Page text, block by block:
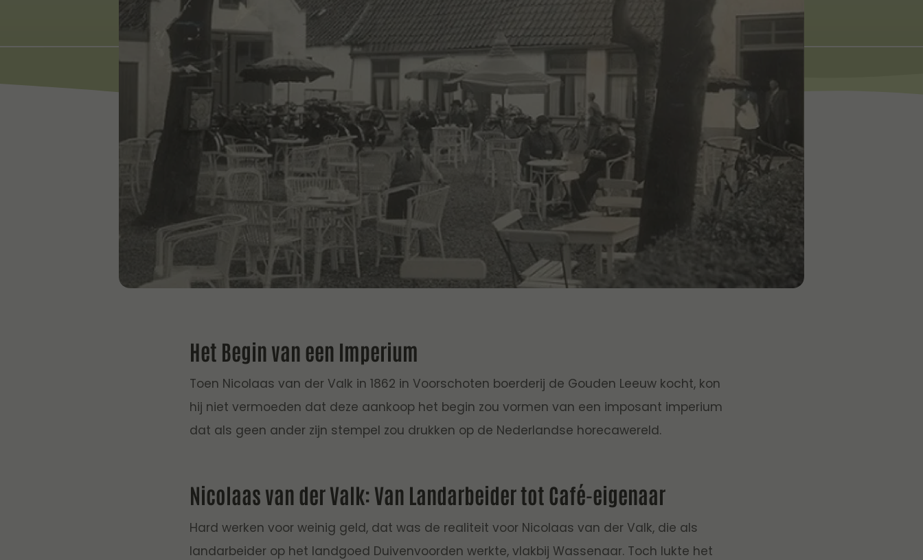
Het Begin van een Imperium
Toen Nicolaas van der Valk in 1862 in Voorschoten boerderij de Gouden Leeuw kocht, kon
hij niet vermoeden dat deze aankoop het begin zou vormen van een imposant imperium
dat als geen ander zijn stempel zou drukken op de Nederlandse horecawereld.
Nicolaas van der Valk: Van Landarbeider tot Café-eigenaar
Hard werken voor weinig geld, dat was de realiteit voor Nicolaas van der Valk, die als
landarbeider op het landgoed Duivenvoorden werkte, vlakbij Wassenaar. Toch lukte het